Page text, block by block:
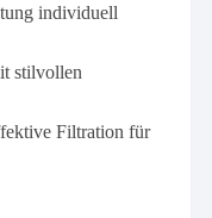
individuell
stilvollen
Filtration für